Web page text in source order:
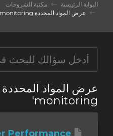
البوابة الرئيسية
مكتبة الشروحات
عرض المواد المحددة server monitoring
monitoring'